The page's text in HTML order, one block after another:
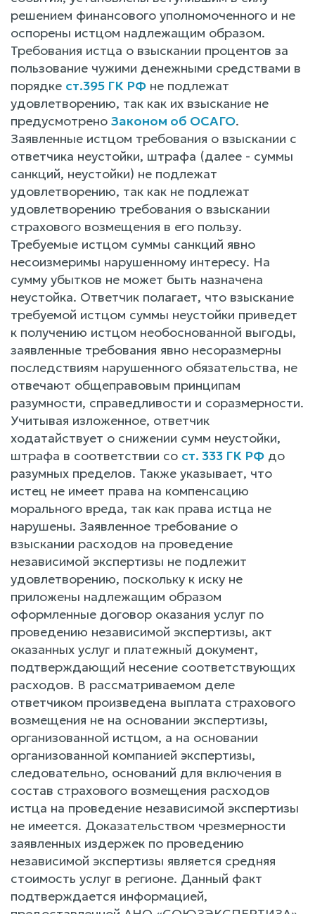
решением финансового уполномоченного и не
оспорены истцом надлежащим образом.
Требования истца о взыскании процентов за
пользование чужими денежными средствами в
порядке ст.395 ГК РФ не подлежат
удовлетворению, так как их взыскание не
предусмотрено Законом об ОСАГО.
Заявленные истцом требования о взыскании с
ответчика неустойки, штрафа (далее - суммы
санкций, неустойки) не подлежат
удовлетворению, так как не подлежат
удовлетворению требования о взыскании
страхового возмещения в его пользу.
Требуемые истцом суммы санкций явно
несоизмеримы нарушенному интересу. На
сумму убытков не может быть назначена
неустойка. Ответчик полагает, что взыскание
требуемой истцом суммы неустойки приведет
к получению истцом необоснованной выгоды,
заявленные требования явно несоразмерны
последствиям нарушенного обязательства, не
отвечают общеправовым принципам
разумности, справедливости и соразмерности.
Учитывая изложенное, ответчик
ходатайствует о снижении сумм неустойки,
штрафа в соответствии со ст. 333 ГК РФ до
разумных пределов. Также указывает, что
истец не имеет права на компенсацию
морального вреда, так как права истца не
нарушены. Заявленное требование о
взыскании расходов на проведение
независимой экспертизы не подлежит
удовлетворению, поскольку к иску не
приложены надлежащим образом
оформленные договор оказания услуг по
проведению независимой экспертизы, акт
оказанных услуг и платежный документ,
подтверждающий несение соответствующих
расходов. В рассматриваемом деле
ответчиком произведена выплата страхового
возмещения не на основании экспертизы,
организованной истцом, а на основании
организованной компанией экспертизы,
следовательно, оснований для включения в
состав страхового возмещения расходов
истца на проведение независимой экспертизы
не имеется. Доказательством чрезмерности
заявленных издержек по проведению
независимой экспертизы является средняя
стоимость услуг в регионе. Данный факт
подтверждается информацией,